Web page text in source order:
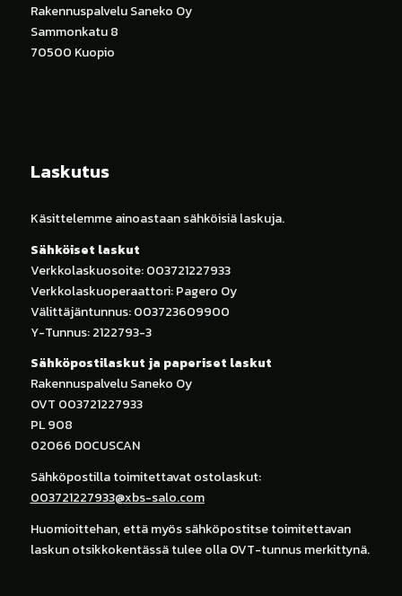
Rakennuspalvelu Saneko Oy
Sammonkatu 8
70500 Kuopio
Laskutus
Käsittelemme ainoastaan sähköisiä laskuja.
Sähköiset laskut
Verkkolaskuosoite: 003721227933
Verkkolaskuoperaattori: Pagero Oy
Välittäjäntunnus: 003723609900
Y-Tunnus: 2122793-3
Sähköpostilaskut ja paperiset laskut
Rakennuspalvelu Saneko Oy
OVT 003721227933
PL 908
02066 DOCUSCAN
Sähköpostilla toimitettavat ostolaskut:
003721227933@xbs-salo.com
Huomioittehan, että myös sähköpostitse toimitettavan
laskun otsikkokentässä tulee olla OVT-tunnus merkittynä.